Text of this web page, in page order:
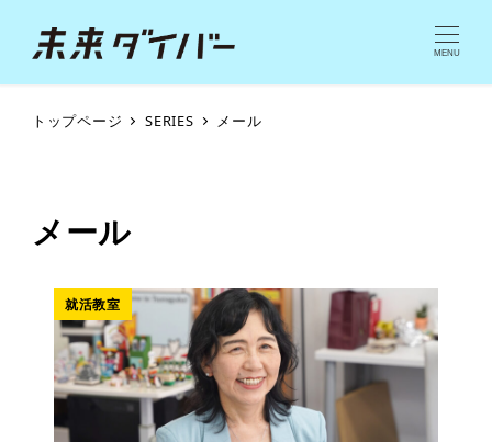
MENU
トップページ SERIES メール
メール
就活教室